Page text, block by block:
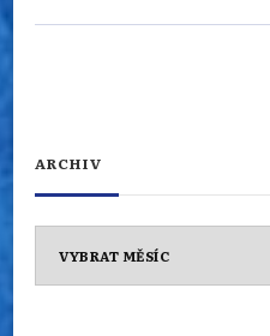
ARCHIV